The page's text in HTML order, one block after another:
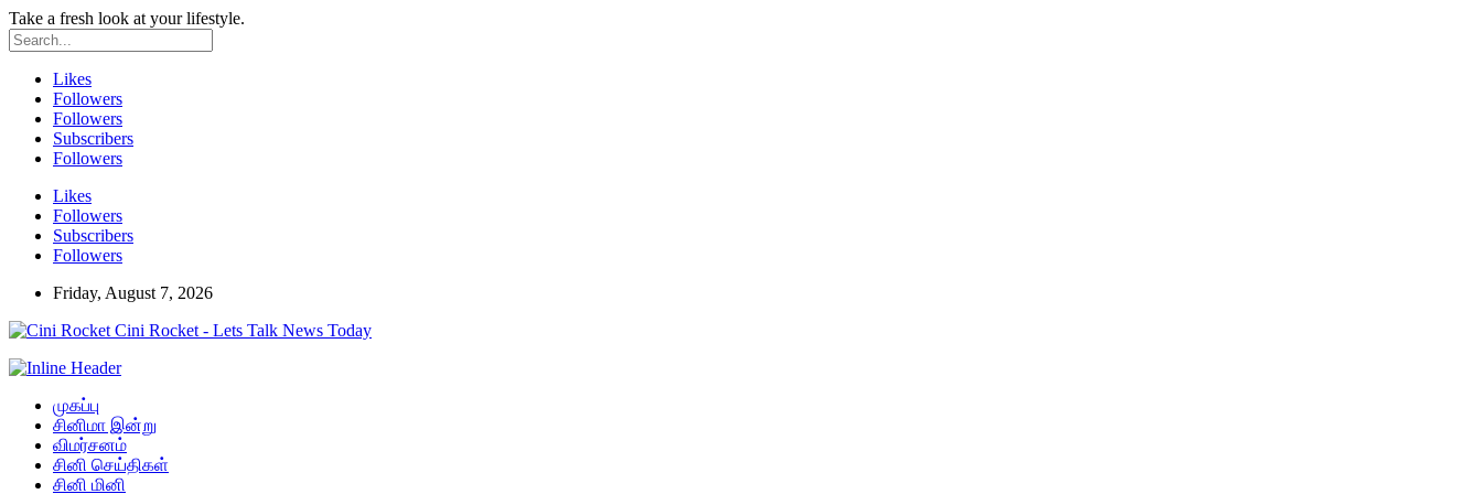
Take a fresh look at your lifestyle.
Likes
Followers
Followers
Subscribers
Followers
Likes
Followers
Subscribers
Followers
Friday, August 7, 2026
Cini Rocket - Lets Talk News Today
முகப்பு
சினிமா இன்று
விமர்சனம்
சினி செய்திகள்
சினி மினி